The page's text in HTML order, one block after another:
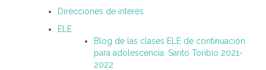
Direcciones de interés
ELE
Blog de las clases ELE de continuación
para adolescencia. Santo Toribio 2021-
2022